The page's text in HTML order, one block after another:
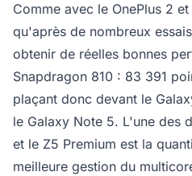
Comme avec le OnePlus 2
qu'après de nombreux
obtenir de réelles bonnes
Snapdragon 810 : 83 391
plaçant donc devant le
le Galaxy Note 5. L'une des
et le Z5 Premium est la
meilleure gestion du